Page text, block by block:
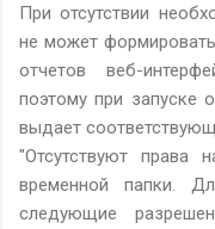
При отсутствии
не может
отчетов веб-
поэтому при запуске
выдает
"Отсутствуют права
временной папки.
следующие